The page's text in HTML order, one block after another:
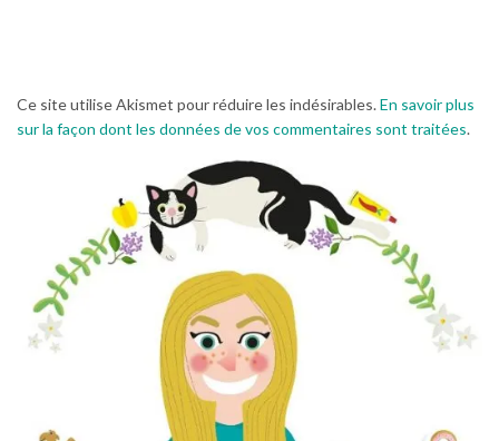
Ce site utilise Akismet pour réduire les indésirables.En savoir plus
sur la façon dont les données de vos commentaires sont traitées.